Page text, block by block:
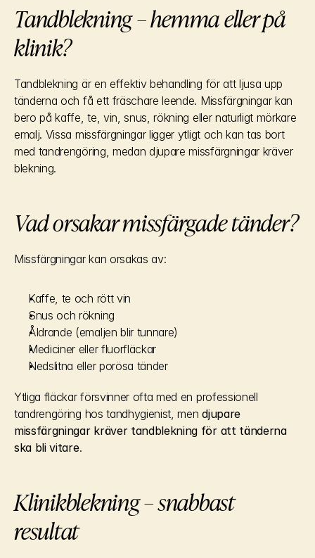
Tandblekning – hemma eller på
klinik?
Tandblekning är en effektiv behandling för att ljusa upp
tänderna och få ett fräschare leende. Missfärgningar kan
bero på kaffe, te, vin, snus, rökning eller naturligt mörkare
emalj. Vissa missfärgningar ligger ytligt och kan tas bort
med tandrengöring, medan djupare missfärgningar kräver
blekning.
Vad orsakar missfärgade tänder?
Missfärgningar kan orsakas av:
Kaffe, te och rött vin
Snus och rökning
Åldrande (emaljen blir tunnare)
Mediciner eller fluorfläckar
Nedslitna eller porösa tänder
Ytliga fläckar försvinner ofta med en professionell
tandrengöring hos tandhygienist, men djupare
missfärgningar kräver tandblekning för att tänderna
ska bli vitare.
Klinikblekning – snabbast
resultat